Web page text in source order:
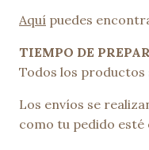
Aquí puedes
TIEMPO DE
Todos los productos
Los envíos se
como tu pedido esté